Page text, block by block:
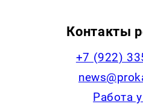
Контакты
+7 (922)
Работа